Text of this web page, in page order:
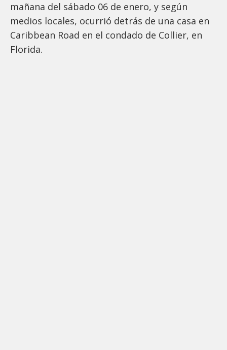
mañana del sábado 06 de enero, y según
medios locales, ocurrió detrás de una casa en
Caribbean Road en el condado de Collier, en
Florida.